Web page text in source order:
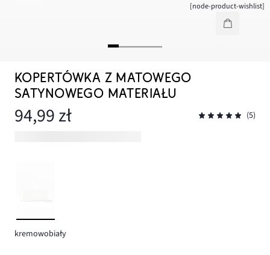
[node-product-wishlist]
KOPERTÓWKA Z MATOWEGO
SATYNOWEGO MATERIAŁU
94,99 zł (5)
kremowobiały